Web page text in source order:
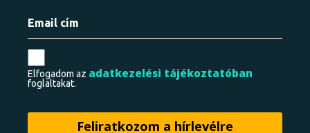
Elfogadom az adatkezelési tájékoztatóban
foglaltakat.